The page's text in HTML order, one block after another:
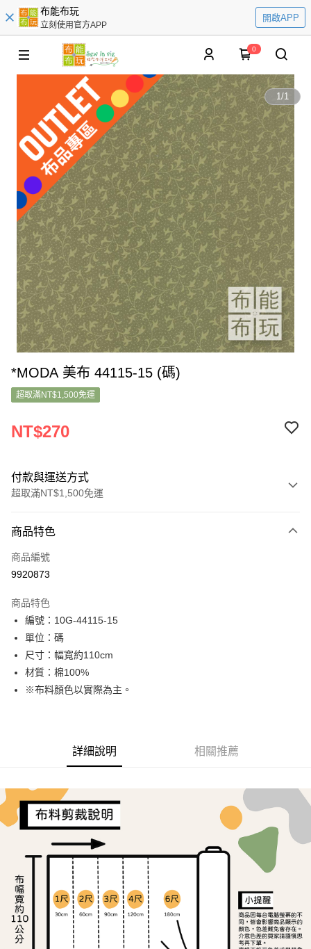
布能布玩
立刻使用官方APP
開啟APP
0
1/1
*MODA 美布 44115-15 (碼)
超取滿NT$1,500免運
NT$270
付款與運送方式
超取滿NT$1,500免運
信用卡一次付款
超商取貨付款
Apple Pay
街口支付
Google Pay
大哥付你分期
2.付款方式選擇「大哥付你分期」，訂單成立後會自動跳轉到大哥付的交易
流程，驗證手機門號後，選擇欲分期的期數、繳款截止日，確認付款後即完
3.實際核准額度、可分期數及費用金額請依後續交易確認頁面所載為準。
4.訂單成立30分鐘內，如未前往確認交易或遇審核未通過，訂單將自動取
消。如遇「轉專審核」未通過狀況，表示未達大哥付你分期系統評分，恕無
法說明評估內容。
1.分期款項不併入電信帳單，「大哥付你分期」於每月結算日後寄送繳費提
2.透過簡訊連結打開帳單後，可選擇「超商條碼／台灣大直營門市／銀行轉
帳／街口支付／iPASS MONEY」等通路繳費。
【注意事項】
1.本服務係由「台灣大哥大股份有限公司」（以下簡稱本公司）所提供，讓
用戶於交易時，得透過本服務購買商品或服務，並由商店將買賣／分期付款
【關於「AFTEE先享後付」】
便利好安心！
１．簡單：不需註冊會員、不需綁卡、不需儲值。
２．便利：只要手機號碼，簡訊認證，即可結帳。
３．安心：先確認商品／服務後，再付款。
【「AFTEE先享後付」結帳流程】
１．於結帳方式選擇「AFTEE先享後付」後，將跳轉至「AFTEE先享後付」
結帳頁面，進行簡訊認證並確認金額後，即可完成結帳。
２．訂單成立數日內，您將收到繳費通知簡訊。
３．收到繳費通知簡訊後14天內，點擊此簡訊中的連結，可透過四大超商／
ATM／網路銀行／等多元方式進行付款，方視為交易完成。
※ 請注意：結帳手續完成當下不需立刻繳費，但若您需要取消訂單，請聯絡
購買商品的店家。未經商家同意取消之訂單仍視為有效，需透過AFTEE先享
運送方式
每筆NT$65，滿NT$1,500(含以上)免運費
7-11取貨付款
每筆NT$65，滿NT$1,500(含以上)免運費
宅配
每筆NT$150，滿NT$1,500(含以上)免運費
商品特色
商品編號
9920873
商品特色
編號：10G-44115-15
單位：碼
尺寸：幅寬約110cm
材質：棉100%
※布料顏色以實際為主。
詳細說明 相關推薦